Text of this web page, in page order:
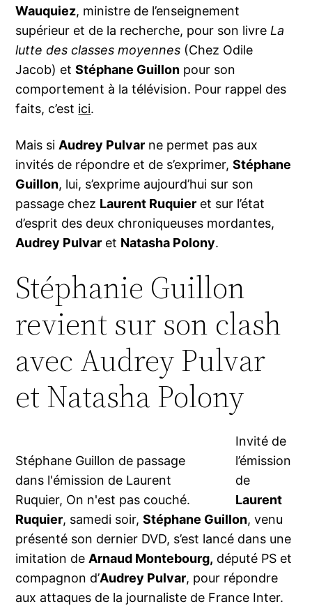
Wauquiez, ministre de l’enseignement
supérieur et de la recherche, pour son livre La
lutte des classes moyennes (Chez Odile
Jacob) etStéphane Guillon pour son
comportement à la télévision. Pour rappel des
faits, c’est ici.
Mais siAudrey Pulvar ne permet pas aux
invités de répondre et de s’exprimer,Stéphane
Guillon, lui, s’exprime aujourd’hui sur son
passage chez Laurent Ruquier et sur l’état
d’esprit des deux chroniqueuses mordantes,
Audrey Pulvar et Natasha Polony.
Stéphanie Guillon
revient sur son clash
avec Audrey Pulvar
et Natasha Polony
Stéphane Guillon de passage
dans l'émission de Laurent
Ruquier, On n'est pas couché.
Invité de
l’émission
de
Laurent
Ruquier, samedi soir,Stéphane Guillon, venu
présenté son dernier DVD, s’est lancé dans une
imitation deArnaud Montebourg, député PS et
compagnon d’Audrey Pulvar, pour répondre
aux attaques de la journaliste de France Inter.